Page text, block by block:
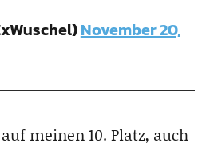
November 20,
meinen 10. Platz, auch